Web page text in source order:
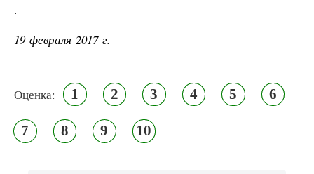
.
19 февраля 2017 г.
Оценка: 1 2 3 4 5 6
7 8 9 10